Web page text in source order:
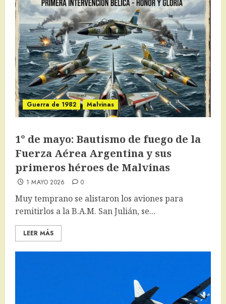
Guerra de 1982 Malvinas
1° de mayo: Bautismo de fuego de la
Fuerza Aérea Argentina y sus
primeros héroes de Malvinas
1 MAYO 2026 0
Muy temprano se alistaron los aviones para
remitirlos a la B.A.M. San Julián, se...
LEER MÁS